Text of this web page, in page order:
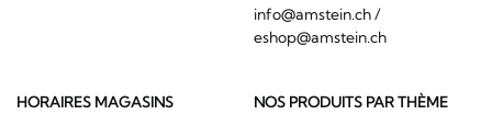
info@amstein.ch/
eshop@amstein.ch
HORAIRES MAGASINS NOS PRODUITS PAR THÈME